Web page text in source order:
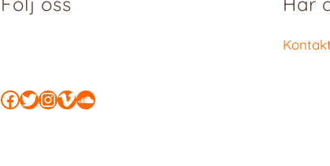
Facebook
Twitter
Instagram
Vimeo
SoundCloud